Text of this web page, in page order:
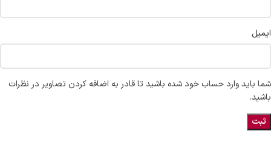
ایمیل
شما باید وارد حساب خود شده باشید تا قادر به اضافه کردن تصاویر در نظرات
باشید.